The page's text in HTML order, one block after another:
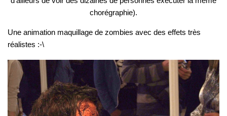
chorégraphie).
Une animation maquillage de zombies avec des effets très
réalistes :-\